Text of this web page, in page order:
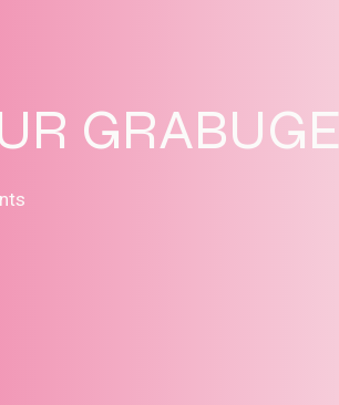
GRABUGE